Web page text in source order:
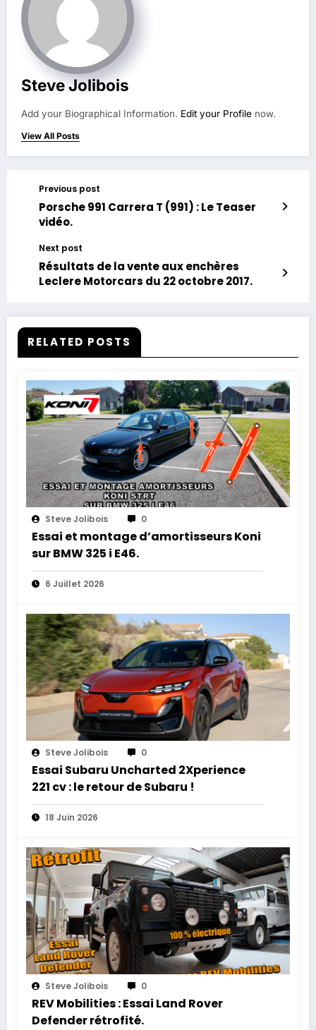
Steve Jolibois
Add your Biographical Information. Edit your Profile now.
View All Posts
Previous post
Porsche 991 Carrera T (991) : Le Teaser
vidéo.
Next post
Résultats de la vente aux enchères
Leclere Motorcars du 22 octobre 2017.
RELATED POSTS
Steve Jolibois 0
Essai et montage d’amortisseurs Koni
sur BMW 325 i E46.
6 Juillet 2026
Steve Jolibois 0
Essai Subaru Uncharted 2Xperience
221 cv : le retour de Subaru !
18 Juin 2026
Steve Jolibois 0
REV Mobilities : Essai Land Rover
Defender rétrofité.